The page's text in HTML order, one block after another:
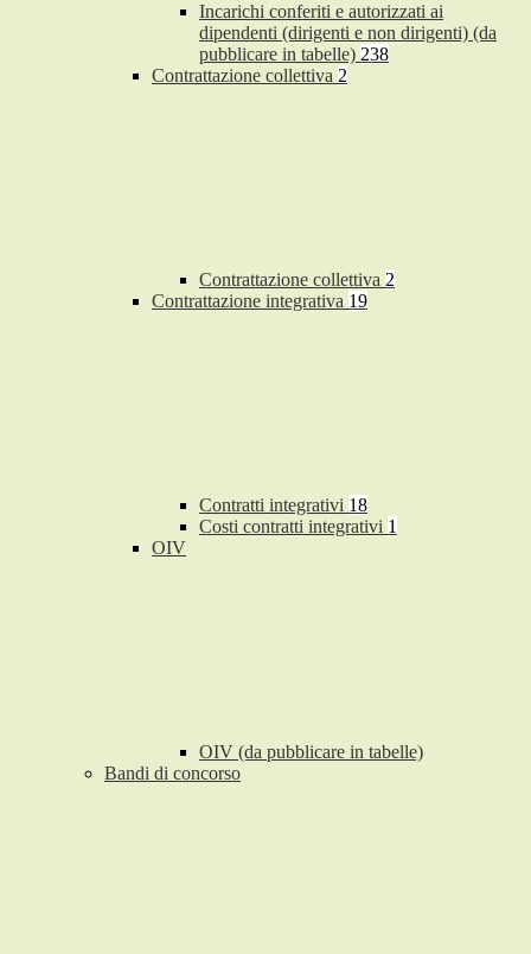
Incarichi conferiti e autorizzati ai
dipendenti (dirigenti e non dirigenti) (da
pubblicare in tabelle) 238
Contrattazione collettiva 2
Contrattazione collettiva 2
Contrattazione integrativa 19
Contratti integrativi 18
Costi contratti integrativi 1
OIV
OIV (da pubblicare in tabelle)
Bandi di concorso